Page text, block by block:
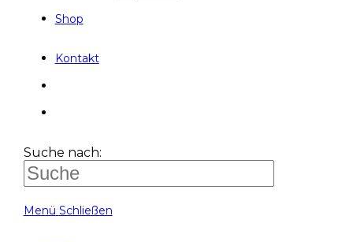
Shop
Kontakt
Suche nach:
Menü Schließen